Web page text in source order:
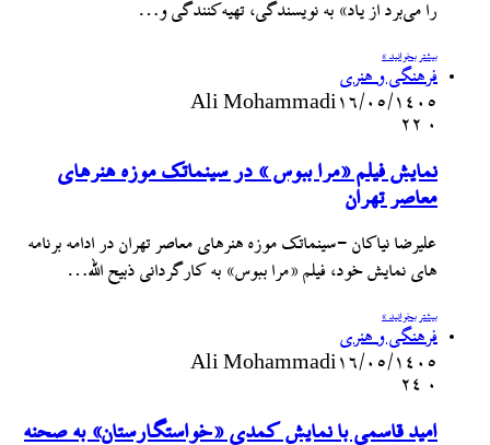
را می‌برد از یاد» به نویسندگی، تهیه‌کنندگی و…
بیشتر بخوانید »
فرهنگی و هنری
Ali Mohammadi ۱۶/۰۵/۱۴۰۵
۰
نمایش فیلم «مرا ببوس » در سینماتک موزه هنرهای
معاصر تهران
علیرضا نیاکان -سینماتک موزه هنرهای معاصر تهران در ادامه برنامه
های نمایش خود، فیلم «مرا ببوس» به کارگردانی ذبیح الله…
بیشتر بخوانید »
فرهنگی و هنری
Ali Mohammadi ۱۶/۰۵/۱۴۰۵
۰
امید قاسمی با نمایش کمدی «خواستگارستان» به صحنه